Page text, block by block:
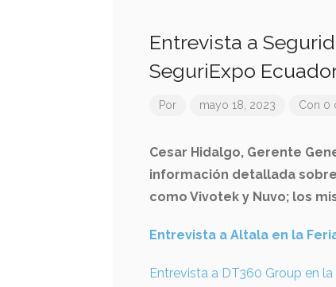
Entrevista a
SeguriExpo
Por mayo 18, 2023 Con 0
Cesar Hidalgo, Gerente
información detallada
como Vivotek y Nuvo; los
Entrevista a Altala en la
Entrevista a DT360 Group en